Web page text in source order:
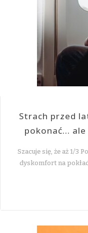
Strach przed
pokonać…
Szacuje się, że aż 1/3
dyskomfort na